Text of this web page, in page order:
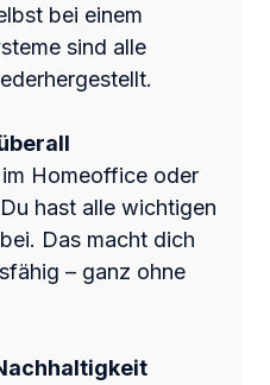
bei einem
sind alle
Homeoffice oder
hast alle wichtigen
Das macht dich
– ganz ohne